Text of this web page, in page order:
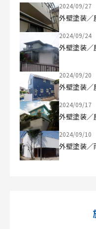
2024/09/27
外壁塗装／
2024/09/24
外壁塗装／
2024/09/20
外壁塗装／
2024/09/17
外壁塗装／
2024/09/10
外壁塗装／